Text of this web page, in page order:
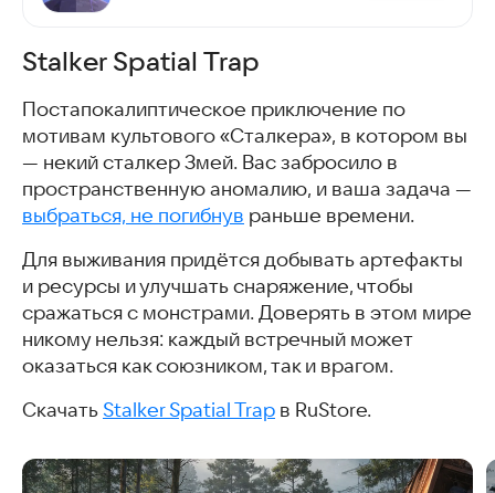
Stalker Spatial Trap
Постапокалиптическое приключение по
мотивам культового «Сталкера», в котором вы
— некий сталкер Змей. Вас забросило в
пространственную аномалию, и ваша задача —
выбраться, не погибнув раньше времени.
Для выживания придётся добывать артефакты
и ресурсы и улучшать снаряжение, чтобы
сражаться с монстрами. Доверять в этом мире
никому нельзя: каждый встречный может
оказаться как союзником, так и врагом.
Скачать Stalker Spatial Trap в RuStore.